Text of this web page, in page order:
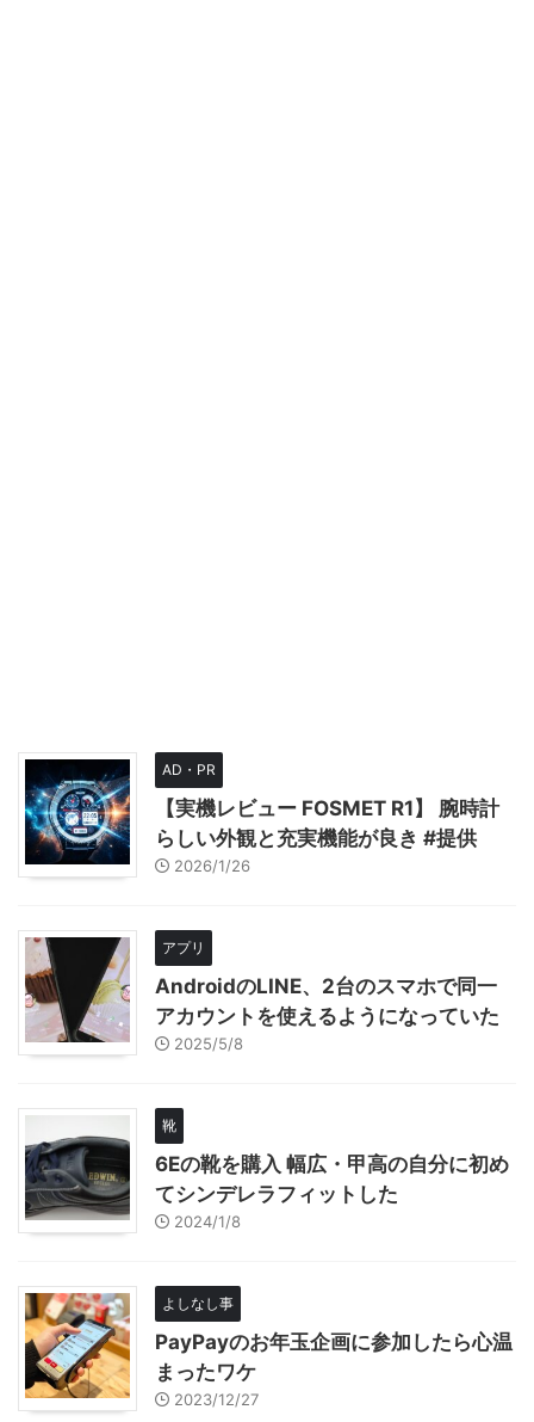
AD・PR
【実機レビュー FOSMET R1】 腕時計
らしい外観と充実機能が良き #提供
2026/1/26
アプリ
AndroidのLINE、2台のスマホで同一
アカウントを使えるようになっていた
2025/5/8
靴
6Eの靴を購入 幅広・甲高の自分に初め
てシンデレラフィットした
2024/1/8
よしなし事
PayPayのお年玉企画に参加したら心温
まったワケ
2023/12/27